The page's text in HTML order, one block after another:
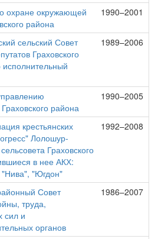
охране окружающей
района
1990–2001
сельский Совет
Граховского
исполнительный
1989–2006
района
1990–2005
крестьянских
Лолошур-
Граховского
в нее АКХ:
"Югдон"
1992–2008
Совет
труда,
сил и
органов
1986–2007